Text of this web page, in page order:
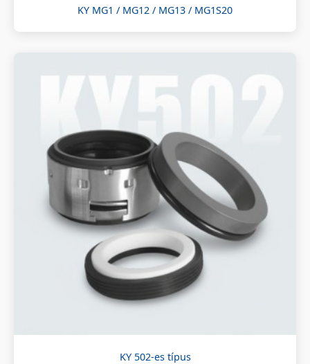
KY MG1 / MG12 / MG13 / MG1S20
KY 502-es típus